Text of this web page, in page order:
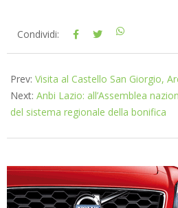
2026-
Condividi:
Prev: Visita al Castello San Giorgio,
Next: Anbi Lazio: all’Assemblea
del sistema regionale della bonifica